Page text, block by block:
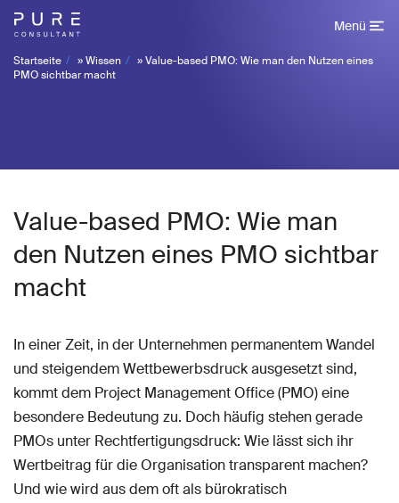
Menü
Startseite »Wissen »Value-based PMO: Wie man den Nutzen eines
PMO sichtbar macht
Value-based PMO: Wie man
den Nutzen eines PMO sichtbar
macht
In einer Zeit, in der Unternehmen permanentem Wandel
und steigendem Wettbewerbsdruck ausgesetzt sind,
kommt dem Project Management Office (PMO) eine
besondere Bedeutung zu. Doch häufig stehen gerade
PMOs unter Rechtfertigungsdruck: Wie lässt sich ihr
Wertbeitrag für die Organisation transparent machen?
Und wie wird aus dem oft als bürokratisch